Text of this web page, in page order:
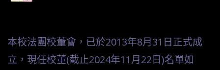
本校法團校董會，已於2013年8月31日正式成
立，現任校董(截止2024年11月22日)名單如